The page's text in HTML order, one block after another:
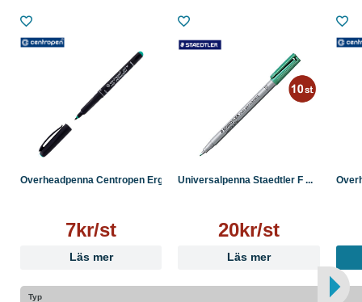
Overheadpenna Centropen Erg...
7kr/st
Läs mer
Universalpenna Staedtler F ...
20kr/st
Läs mer
Typ